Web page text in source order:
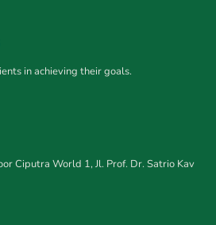
in achieving their goals.
Ciputra World 1, Jl. Prof. Dr. Satrio Kav